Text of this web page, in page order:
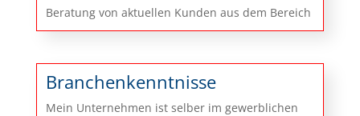
Beratung von aktuellen Kunden aus dem Bereich
Branchenkenntnisse
Mein Unternehmen ist selber im gewerblichen